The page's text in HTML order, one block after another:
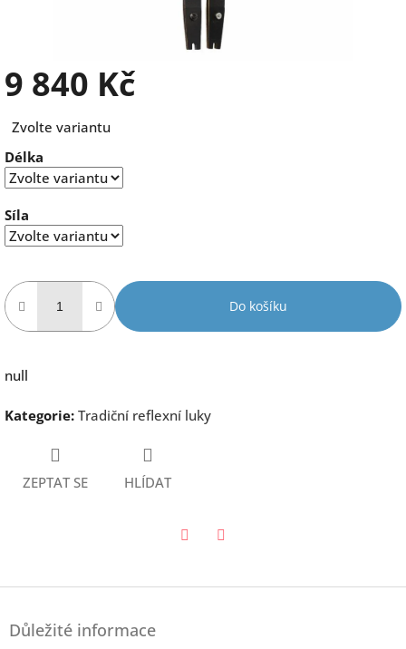
9 840 Kč
cena:
Zvolte variantu
Délka
Síla
Do košíku
null
Kategorie: Tradiční reflexní luky
ZEPTAT SE HLÍDAT
Důležité informace